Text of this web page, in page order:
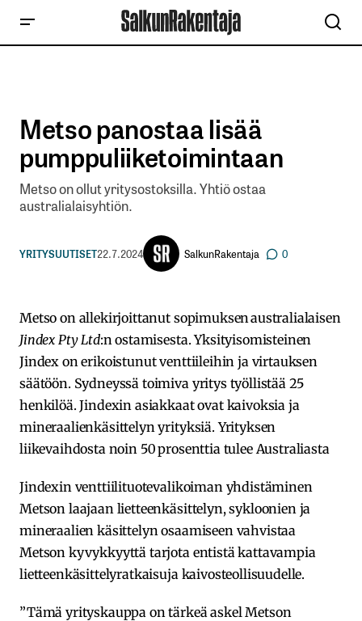
Metso panostaa lisää
pumppuliiketoimintaan
Metso on ollut yritysostoksilla. Yhtiö ostaa
australialaisyhtiön.
YRITYSUUTISET22.7.2024 SalkunRakentaja 0
Metso on allekirjoittanut sopimuksen australialaisen
Jindex Pty Ltd:n ostamisesta. Yksityisomisteinen
Jindex on erikoistunut venttiileihin ja virtauksen
säätöön. Sydneyssä toimiva yritys työllistää 25
henkilöä. Jindexin asiakkaat ovat kaivoksia ja
mineraalienkäsittelyn yrityksiä. Yrityksen
liikevaihdosta noin 50 prosenttia tulee Australiasta
Jindexin venttiilituotevalikoiman yhdistäminen
Metson laajaan lietteenkäsittelyn, sykloonien ja
mineraalien käsittelyn osaamiseen vahvistaa
Metson kyvykkyyttä tarjota entistä kattavampia
lietteenkäsittelyratkaisuja kaivosteollisuudelle.
”Tämä yrityskauppa on tärkeä askel Metson